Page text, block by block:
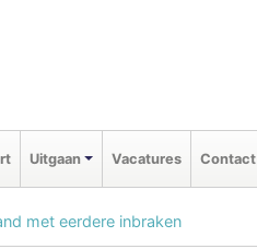
Uitgaan Vacatures Contact
met eerdere inbraken